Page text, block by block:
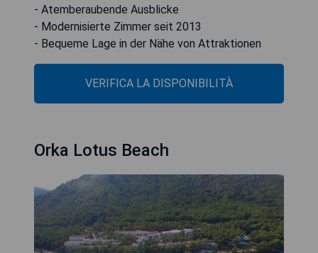
- Atemberaubende Ausblicke
- Modernisierte Zimmer seit 2013
- Bequeme Lage in der Nähe von Attraktionen
VERIFICA LA DISPONIBILITÀ
Orka Lotus Beach